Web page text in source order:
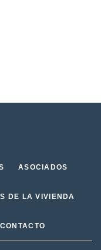
ASOCIADOS
DE LA VIVIENDA
CONTACTO